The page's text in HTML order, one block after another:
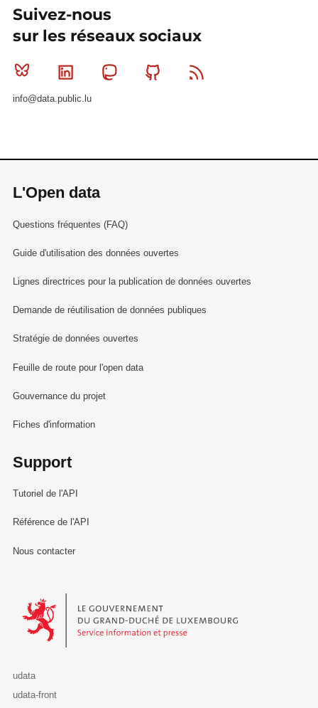
Suivez-nous
sur les réseaux sociaux
Bluesky Linkedin MastodonGithub
info@data.public.lu
L'Open data
Questions fréquentes (FAQ)
Guide d'utilisation des données ouvertes
Lignes directrices pour la publication de données ouvertes
Demande de réutilisation de données publiques
Stratégie de données ouvertes
Feuille de route pour l'open data
Gouvernance du projet
Fiches d'information
Support
Tutoriel de l'API
Référence de l'API
Nous contacter
Le Gouvernement du Grand-Duché de Luxembourg - Service
udata
udata-front